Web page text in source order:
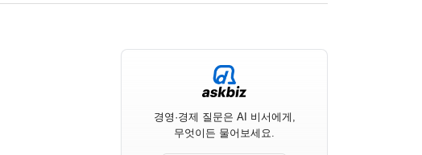
경영·경제 질문은 AI 비서에게,
무엇이든 물어보세요.